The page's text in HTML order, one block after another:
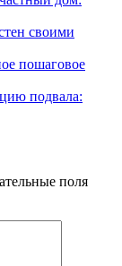
своими
пошаговое
подвала:
поля